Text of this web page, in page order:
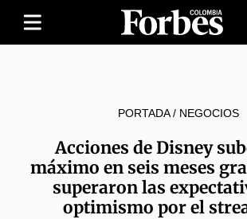
PORTADA/ NEGOCIOS
Acciones de Disney
máximo en seis meses
superaron las
optimismo por el